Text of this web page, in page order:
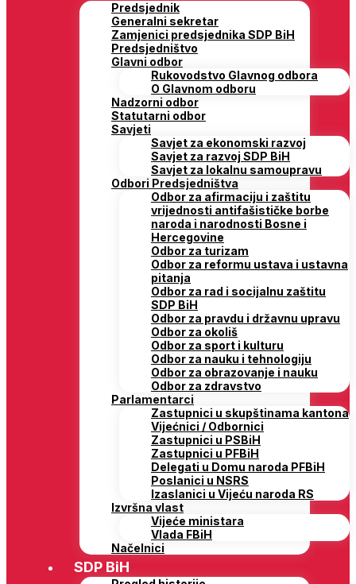
Predsjednik
Generalni sekretar
Zamjenici predsjednika SDP BiH
Predsjedništvo
Glavni odbor
Rukovodstvo Glavnog odbora
O Glavnom odboru
Nadzorni odbor
Statutarni odbor
Savjeti
Savjet za ekonomski razvoj
Savjet za razvoj SDP BiH
Savjet za lokalnu samoupravu
Odbori Predsjedništva
Odbor za afirmaciju i zaštitu
vrijednosti antifašističke borbe
naroda i narodnosti Bosne i
Hercegovine
Odbor za turizam
Odbor za reformu ustava i ustavna
pitanja
Odbor za rad i socijalnu zaštitu
SDP BiH
Odbor za pravdu i državnu upravu
Odbor za okoliš
Odbor za sport i kulturu
Odbor za nauku i tehnologiju
Odbor za obrazovanje i nauku
Odbor za zdravstvo
Parlamentarci
Zastupnici u skupštinama kantona
Vijećnici / Odbornici
Zastupnici u PSBiH
Zastupnici u PFBiH
Delegati u Domu naroda PFBiH
Poslanici u NSRS
Izaslanici u Vijeću naroda RS
Izvršna vlast
Vijeće ministara
Vlada FBiH
Načelnici
SDP BiH